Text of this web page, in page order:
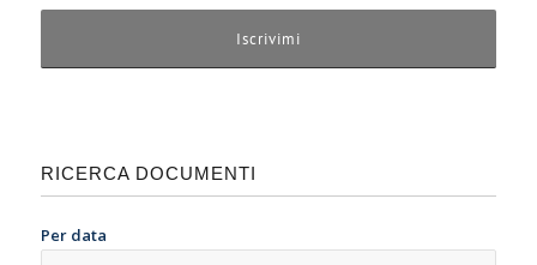
RICERCA DOCUMENTI
Per data